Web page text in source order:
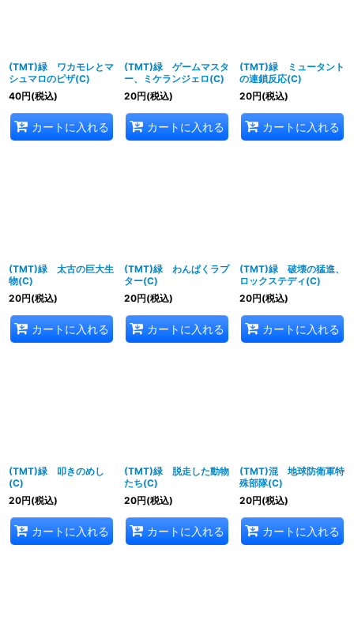
(TMT)緑 ワカモレとマ
シュマロのピザ(C)
40円(税込)
カートに入れる
(TMT)緑 ゲームマスタ
ー、ミケランジェロ(C)
20円(税込)
カートに入れる
(TMT)緑 ミュータント
の連鎖反応(C)
20円(税込)
カートに入れる
(TMT)緑 太古の巨大生
物(C)
20円(税込)
カートに入れる
(TMT)緑 わんぱくラプ
ター(C)
20円(税込)
カートに入れる
(TMT)緑 破壊の猛進、
ロックステディ(C)
20円(税込)
カートに入れる
(TMT)緑 叩きのめし
(C)
20円(税込)
カートに入れる
(TMT)緑 脱走した動物
たち(C)
20円(税込)
カートに入れる
(TMT)混 地球防衛軍特
殊部隊(C)
20円(税込)
カートに入れる